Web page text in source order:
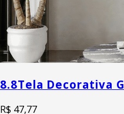
8.8Tela Decorativa
R$ 47,77